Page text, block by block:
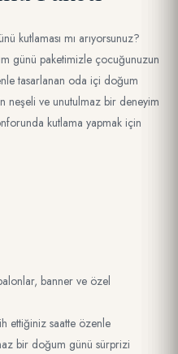
kutlaması mı arıyorsunuz?
günü paketimizle çocuğunuzun
tasarlanan oda içi doğum
neşeli ve unutulmaz bir deneyim
kutlama yapmak için
banner ve özel
ettiğiniz saatte özenle
bir doğum günü sürprizi